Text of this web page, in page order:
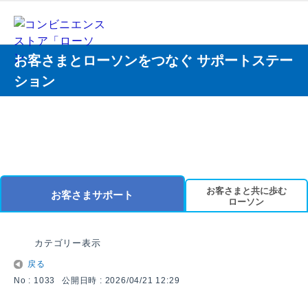
お客さまとローソンをつなぐ サポートステー
ション
お客さまサポート
お客さまと共に歩む
ローソン
カテゴリー表示
戻る
No : 1033
公開日時 : 2026/04/21 12:29